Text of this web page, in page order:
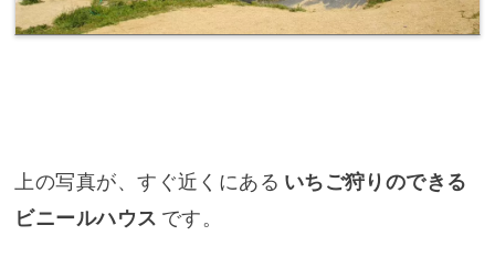
上の写真が、すぐ近くにある いちご狩りのできる
ビニールハウス です。